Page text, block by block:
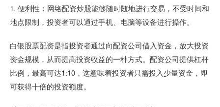
1. 便利性：网络配资炒股能够随时随地进行交易，不受时间和
地点限制，投资者可以通过手机、电脑等设备进行操作。
白银股票配资是指投资者通过向配资公司借入资金，放大投资
资金规模，从而提高投资收益的一种方式。配资公司提供杠杆
比例，最高可达1:10，这意味着投资者只需投入少量资金，即
可获得十倍的投资额度。